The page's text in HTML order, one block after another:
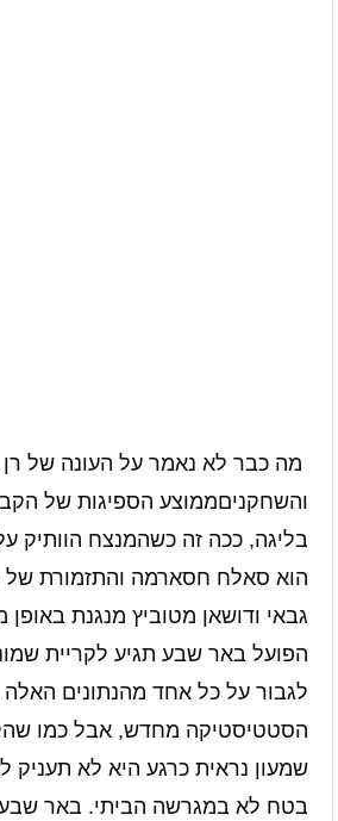
מה כבר לא נאמר על העונה של רן
והשחקניםממוצע הספיגות של
בליגה, ככה זה כשהמנצח הוותיק
הוא סאלח חסארמה והתזמורת
גבאי ודושאן מטוביץ מנגנת באופן
הפועל באר שבע תגיע לקריית
לגבור על כל אחד מהנתונים
הסטטיסטיקה מחדש, אבל כמו
שמעון נראית כרגע היא לא תעניק
בטח לא במגרשה הביתי. באר